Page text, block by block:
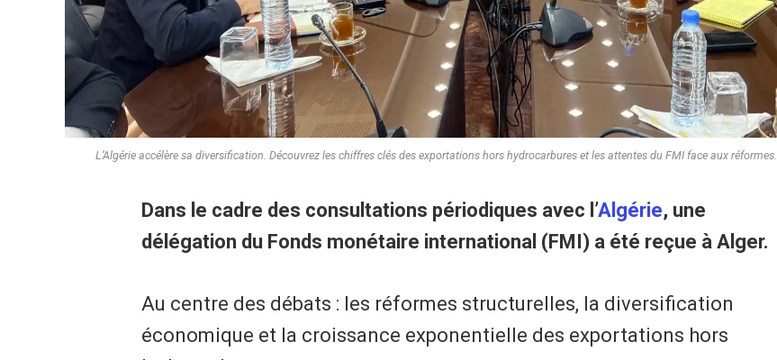
L’Algérie accélère sa diversification. Découvrez les chiffres clés des exportations hors hydrocarbures et les attentes du FMI face aux réformes.
Dans le cadre des consultations périodiques avec l’Algérie, une
délégation du Fonds monétaire international (FMI) a été reçue à Alger.
Au centre des débats : les réformes structurelles, la diversification
économique et la croissance exponentielle des exportations hors